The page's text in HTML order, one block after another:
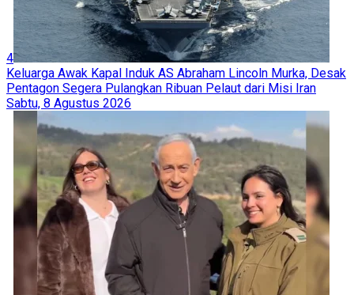
4
Keluarga Awak Kapal Induk AS Abraham Lincoln Murka, Desak
Pentagon Segera Pulangkan Ribuan Pelaut dari Misi Iran
Sabtu, 8 Agustus 2026